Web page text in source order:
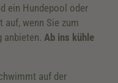
ein Hundepool oder
auf, wenn Sie zum
anbieten. Ab ins kühle
auf der